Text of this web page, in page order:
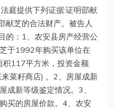
庭提供下列证据:证明邵献
献芝的合法财产。被告人
的：1、农安县房产经营公
于1992年购买该单位在
积117平方米，投资金额
菜籽商店) 。2、房屋成新
成新等级鉴定情况。3、
买的房屋价款。4、农安